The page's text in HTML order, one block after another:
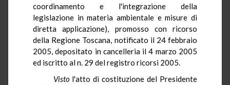
coordinamento e l'integrazione della
legislazione in materia ambientale e misure di
diretta applicazione), promosso con ricorso
della Regione Toscana, notificato il 24 febbraio
2005, depositato in cancelleria il 4 marzo 2005
ed iscritto al n. 29 del registro ricorsi 2005.
Vistol'atto di costituzione del Presidente